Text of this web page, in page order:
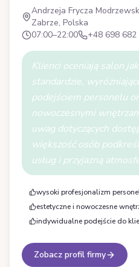
Andrzeja Frycza
Zabrze, Polska
07:00–22:00
+48 698 682
Klienci oceniają salon
standardzie,
podejściem personelu
nowoczesnymi
uwag dotyczących
większość osób
usług i przyjazną
wysoki profesjonalizm
estetyczne i nowoczesne
indywidualne podejście do
Zobacz profil firmy